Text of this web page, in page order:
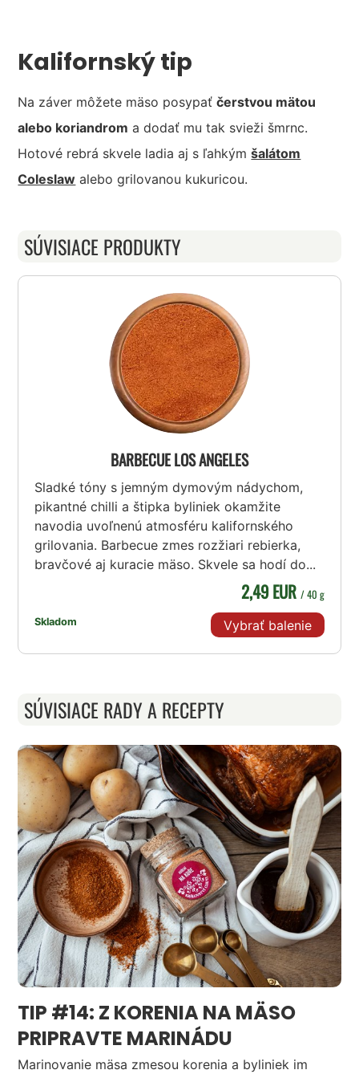
Kalifornský tip
Na záver môžete mäso posypaťčerstvou mätou
alebo koriandrom a dodať mu tak svieži šmrnc.
Hotové rebrá skvele ladia aj s ľahkýmšalátom
Coleslaw alebo grilovanou kukuricou.
SÚVISIACE PRODUKTY
BARBECUE LOS ANGELES
Sladké tóny s jemným dymovým nádychom,
pikantné chilli a štipka byliniek okamžite
navodia uvoľnenú atmosféru kalifornského
grilovania. Barbecue zmes rozžiari rebierka,
bravčové aj kuracie mäso. Skvele sa hodí do...
Skladom
2,49 EUR / 40 g
Vybrať balenie
SÚVISIACE RADY A RECEPTY
TIP #14: Z KORENIA NA MÄSO
PRIPRAVTE MARINÁDU
Marinovanie mäsa zmesou korenia a byliniek im